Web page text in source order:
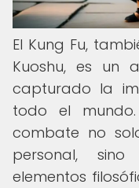
El Kung Fu,
Kuoshu, es un
capturado la
todo el
combate no
personal,
elementos